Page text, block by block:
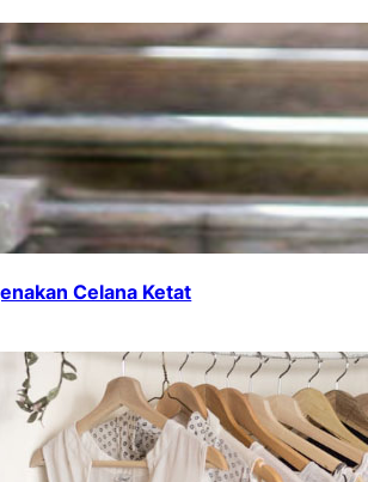
Celana Ketat